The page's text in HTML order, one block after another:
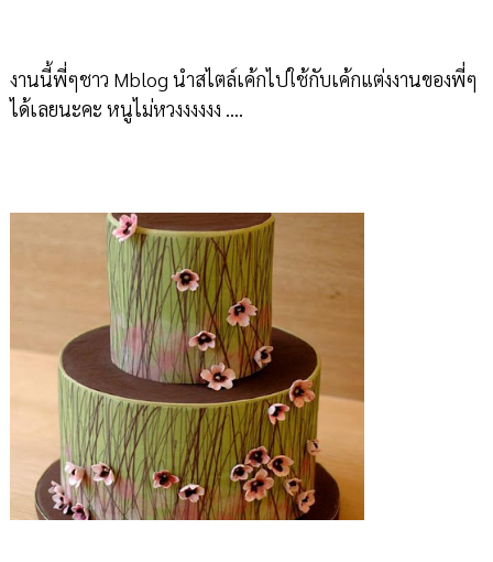
งานนี้พี่ๆชาว Mblog นำสไตล์เค้กไปใช้กับเค้กแต่งงานของพี่ๆ
ได้เลยนะคะ หนูไม่หวงงงงงง ....